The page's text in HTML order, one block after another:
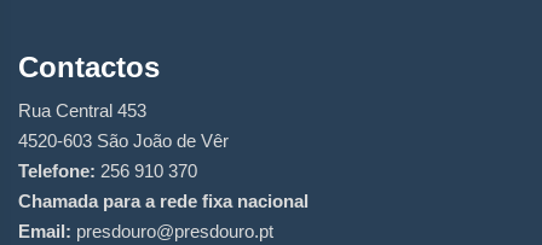
Contactos
Rua Central 453
4520-603 São João de Vêr
Telefone: 256 910 370
Chamada para a rede fixa nacional
Email: presdouro@presdouro.pt